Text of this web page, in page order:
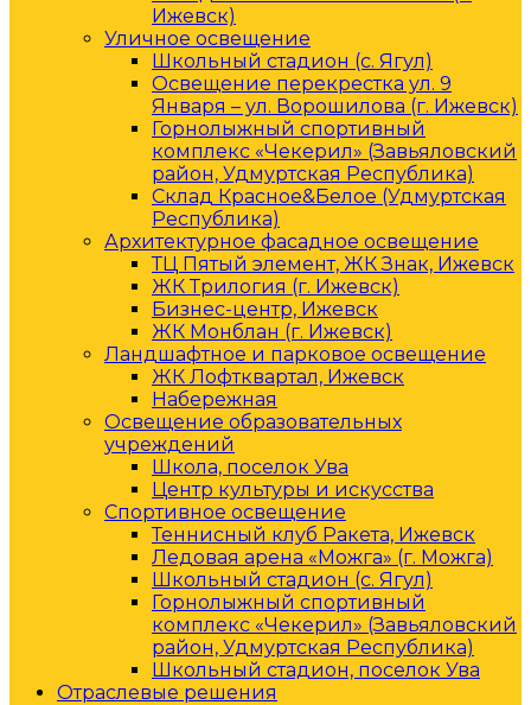
Ижевск)
Уличное освещение
Школьный стадион (с. Ягул)
Освещение перекрестка ул. 9
Января – ул. Ворошилова (г. Ижевск)
Горнолыжный спортивный
комплекс «Чекерил» (Завьяловский
район, Удмуртская Республика)
Склад Красное&Белое (Удмуртская
Республика)
Архитектурное фасадное освещение
ТЦ Пятый элемент, ЖК Знак, Ижевск
ЖК Трилогия (г. Ижевск)
Бизнес-центр, Ижевск
ЖК Монблан (г. Ижевск)
Ландшафтное и парковое освещение
ЖК Лофтквартал, Ижевск
Набережная
Освещение образовательных
учреждений
Школа, поселок Ува
Центр культуры и искусства
Спортивное освещение
Теннисный клуб Ракета, Ижевск
Ледовая арена «Можга» (г. Можга)
Школьный стадион (с. Ягул)
Горнолыжный спортивный
комплекс «Чекерил» (Завьяловский
район, Удмуртская Республика)
Школьный стадион, поселок Ува
Отраслевые решения